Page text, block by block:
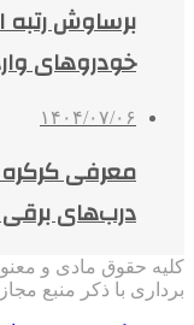
برساوش رتبه
خودروهای
۱۴۰۴/۰۷/۰۶
درب‌های برقی
کلیه حقوق مادی و
برداری با ذکر منبع